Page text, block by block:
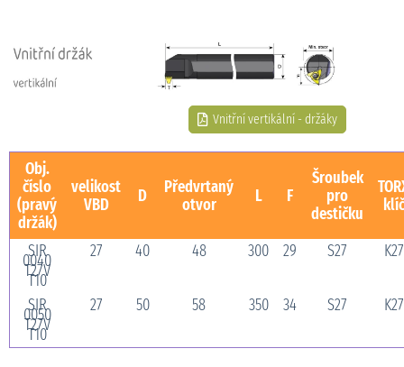
Vnitřní vertikální - držáky
Obj.
číslo
(pravý
držák)
velikost
VBD
D
Předvrtaný
otvor
L F
Šroubek
pro
destičku
klíč
SIR
0040
T27V
T10
27 40 48 300 29 S27 K27
SIR
0050
T27V
T10
27 50 58 350 34 S27 K27